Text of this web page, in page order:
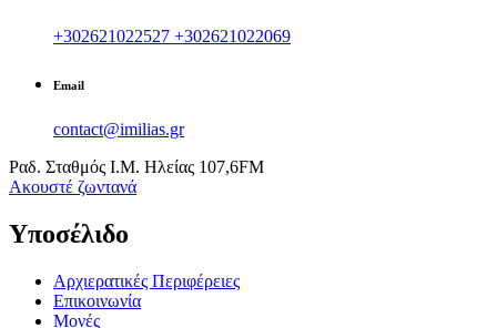
+302621022527 +302621022069
Email
contact@imilias.gr
Ραδ. Σταθμός Ι.Μ. Ηλείας 107,6FM
Aκουστέ ζωντανά
Υποσέλιδο
Αρχιερατικές Περιφέρειες
Επικοινωνία
Μονές